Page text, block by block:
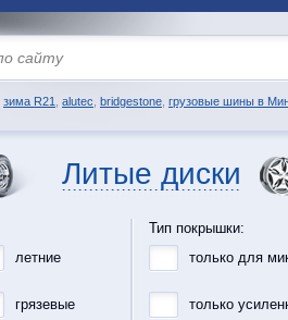
зима R21 alutec bridgestone грузовые шины в
Литые диски
летние
грязевые
Тип покрышки:
только для
только